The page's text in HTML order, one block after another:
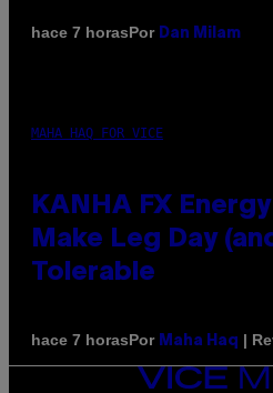
hace 7 horasPor Dan Milam
MAHA HAQ FOR VICE
KANHA FX
Make Leg Day
Tolerable
hace 7 horasPor Maha Haq |
VICE